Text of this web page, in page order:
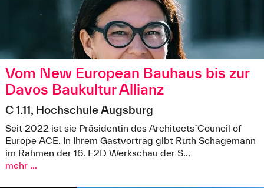
Vom New European Bauhaus bis zur
Davos Baukultur Allianz
C 1.11, Hochschule Augsburg
Seit 2022 ist sie Präsidentin des Architects´Council of
Europe ACE. In Ihrem Gastvortrag gibt Ruth Schagemann
im Rahmen der 16. E2D Werkschau der S...
mehr ...